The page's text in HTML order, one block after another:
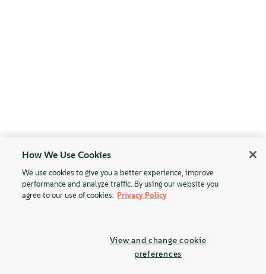
How We Use Cookies
We use cookies to give you a better experience, improve
performance and analyze traffic. By using our website you
agree to our use of cookies. Privacy Policy
View and change cookie
preferences